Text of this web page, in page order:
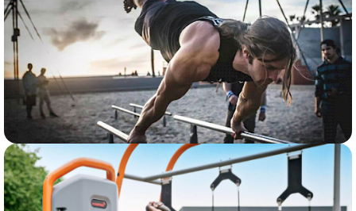
LAUKO SPORTAS